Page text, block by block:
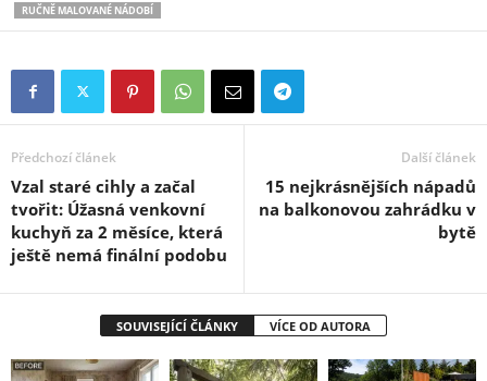
RUČNĚ MALOVANÉ NÁDOBÍ
Předchozí článek
Vzal staré cihly a začal
tvořit: Úžasná venkovní
kuchyň za 2 měsíce, která
ještě nemá finální podobu
Další článek
15 nejkrásnějších nápadů
na balkonovou zahrádku v
bytě
SOUVISEJÍCÍ ČLÁNKY VÍCE OD AUTORA